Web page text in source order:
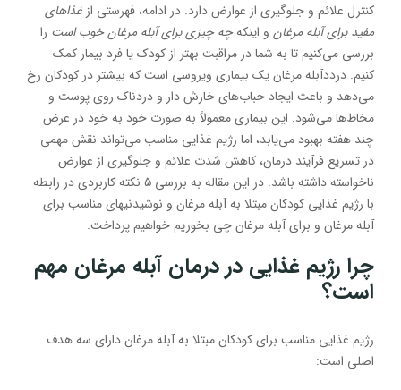
کنترل علائم و جلوگیری از عوارض دارد. در ادامه، فهرستی از غذاهای
مفید برای آبله مرغان و اینکهچه چیزی برای آبله مرغان خوب است را
بررسی می‌کنیم تا به شما در مراقبت بهتر از کودک یا فرد بیمار کمک
کنیم. درددآبله مرغان یک بیماری ویروسی است که بیشتر در کودکان رخ
می‌دهد و باعث ایجاد حباب‌های خارش دار و دردناک روی پوست و
مخاط‌ها می‌شود. این بیماری معمولاً به صورت خود به خود در عرض
چند هفته بهبود می‌یابد، اما رژیم غذایی مناسب می‌تواند نقش مهمی
در تسریع فرآیند درمان، کاهش شدت علائم و جلوگیری از عوارض
ناخواسته داشته باشد. در این مقاله به بررسی ۵ نکته کاربردی در رابطه
با رژیم غذایی کودکان مبتلا به آبله مرغان و نوشیدنیهای مناسب برای
آبله مرغان و برای آبله مرغان چی بخوریم خواهیم پرداخت.
چرا رژیم غذایی در درمان آبله مرغان مهم
است؟
رژیم غذایی مناسب برای کودکان مبتلا به آبله مرغان دارای سه هدف
اصلی است: